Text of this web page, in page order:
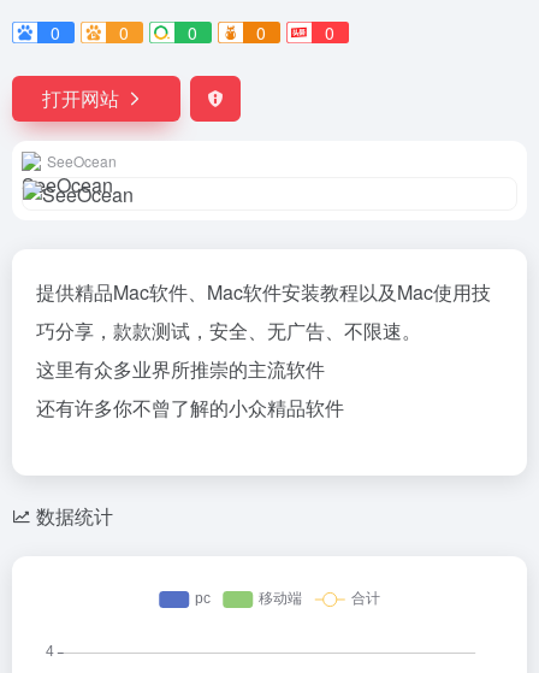
0
0 0 0 0
打开网站
SeeOcean
提供精品Mac软件、Mac软件安装教程以及Mac使用技
巧分享，款款测试，安全、无广告、不限速。
这里有众多业界所推崇的主流软件
还有许多你不曾了解的小众精品软件
数据统计